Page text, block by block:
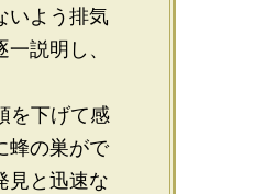
いよう排気
説明し、
を下げて感
蜂の巣がで
見と迅速な